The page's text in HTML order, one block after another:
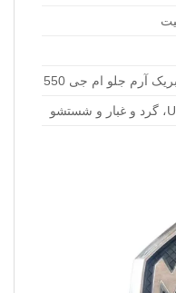
آرم جلو ام جی 550